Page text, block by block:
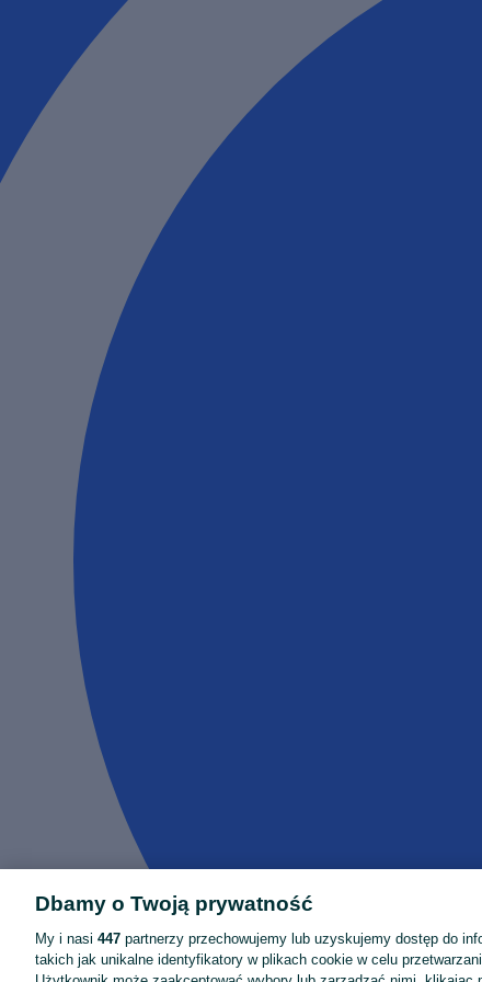
Dbamy o Twoją prywatność
My i nasi 447 partnerzy przechowujemy lub uzyskujemy dostęp do
takich jak unikalne identyfikatory w plikach cookie w celu